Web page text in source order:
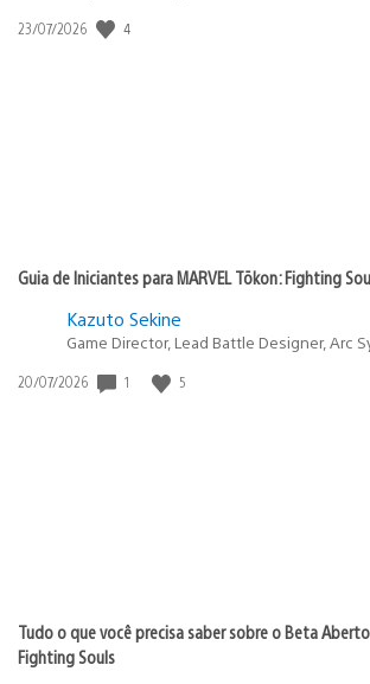
Data
23/07/2026 4
Guia de Iniciantes para MARVEL Tōkon: Fighting
Kazuto Sekine
Game Director, Lead Battle Designer, Arc
Data
20/07/2026 1 5
Tudo o que você precisa saber sobre o Beta Aberto
Fighting Souls